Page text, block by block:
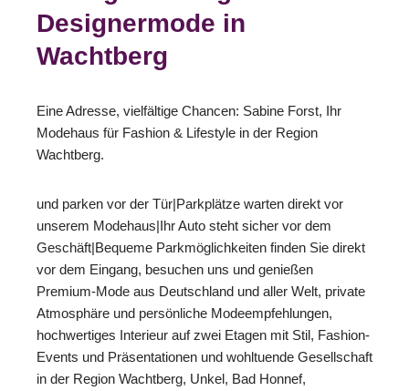
Designermode in
Wachtberg
Eine Adresse, vielfältige Chancen: Sabine Forst, Ihr
Modehaus für Fashion & Lifestyle in der Region
Wachtberg.
und parken vor der Tür|Parkplätze warten direkt vor
unserem Modehaus|Ihr Auto steht sicher vor dem
Geschäft|Bequeme Parkmöglichkeiten finden Sie direkt
vor dem Eingang, besuchen uns und genießen
Premium-Mode aus Deutschland und aller Welt, private
Atmosphäre und persönliche Modeempfehlungen,
hochwertiges Interieur auf zwei Etagen mit Stil, Fashion-
Events und Präsentationen und wohltuende Gesellschaft
in der Region Wachtberg, Unkel, Bad Honnef,